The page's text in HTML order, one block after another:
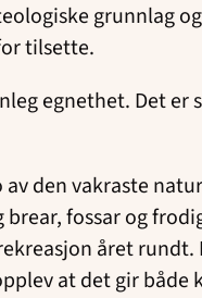
grunnlag
tilsette.
egnethet. Det er
den vakraste
fossar og
året rundt.
at det gir både